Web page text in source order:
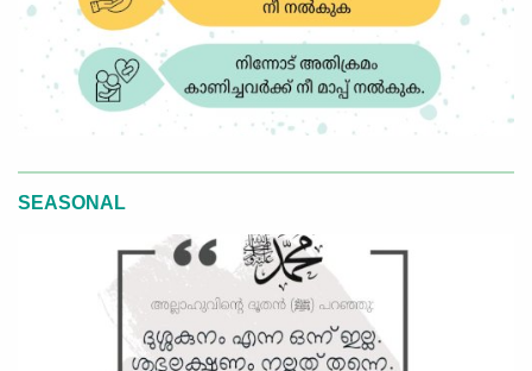
SEASONAL